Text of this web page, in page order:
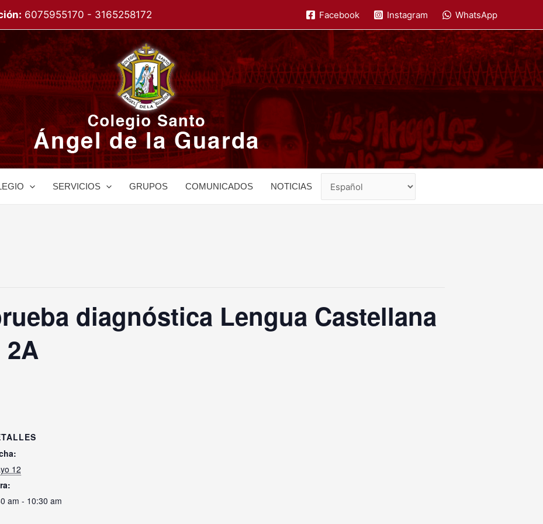
6075955170 - 3165258172 Facebook Instagram WhatsApp
SERVICIOS GRUPOS COMUNICADOS NOTICIAS
diagnóstica Lengua Castellana
12
am - 10:30 am